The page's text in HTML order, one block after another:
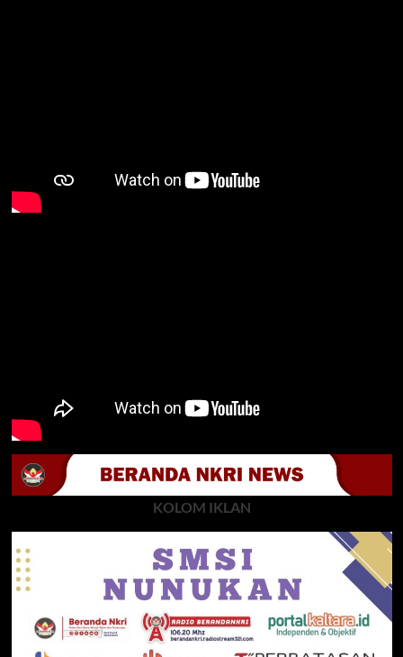
KOLOM IKLAN